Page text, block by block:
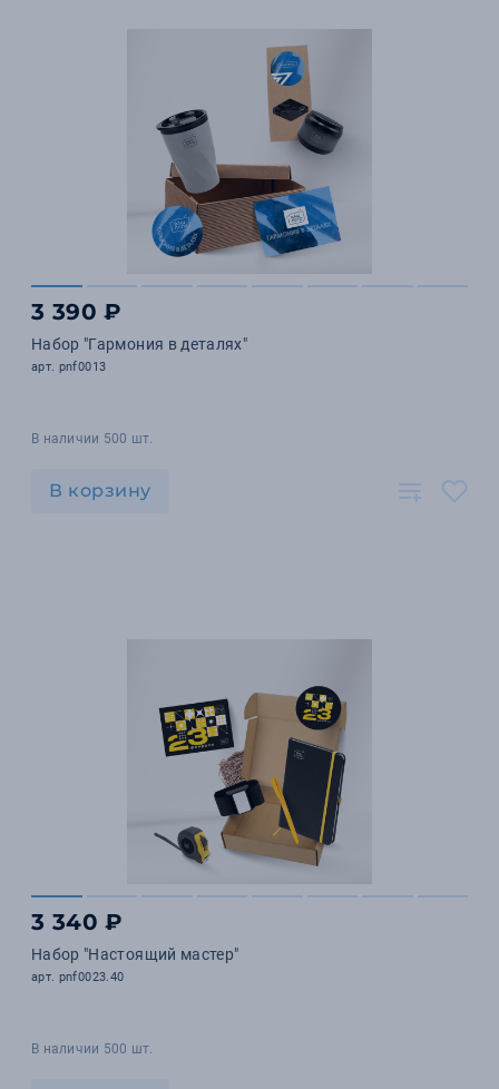
3 390 ₽
Набор "Гармония в деталях"
арт. pnf0013
В наличии 500 шт.
В корзину
3 340 ₽
Набор "Настоящий мастер"
арт. pnf0023.40
В наличии 500 шт.